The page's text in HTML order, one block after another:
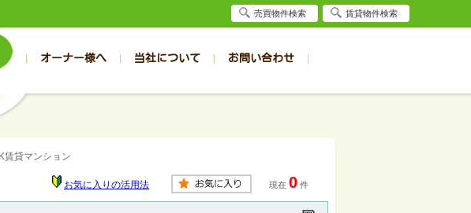
円
帯広の賃貸物件一覧
帯広の賃貸アパート
帯広の賃貸マンション
帯広の1R～1K
帯広の2K～2LDK
円
旭川の賃貸物件一覧
旭川の賃貸アパート
旭川の賃貸マンション
旭川の1R～1K
旭川の2K～2LDK
オーナー様へ 当社について
客様の声
お問い合わせ
用（帯広店）
貸マンション
お気に入りの活用法 現在 0 件
売買物件検索 賃貸物件検索